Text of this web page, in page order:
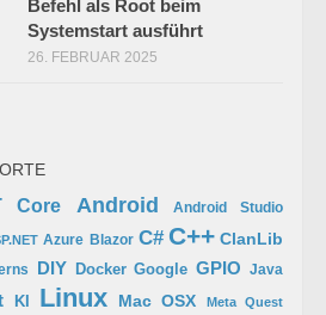
Befehl als Root beim
Systemstart ausführt
26. FEBRUAR 2025
Core Android Android Studio
Azure Blazor C# C++ ClanLib
DIY Docker Google GPIO Java
KI Linux Mac OSX Meta Quest